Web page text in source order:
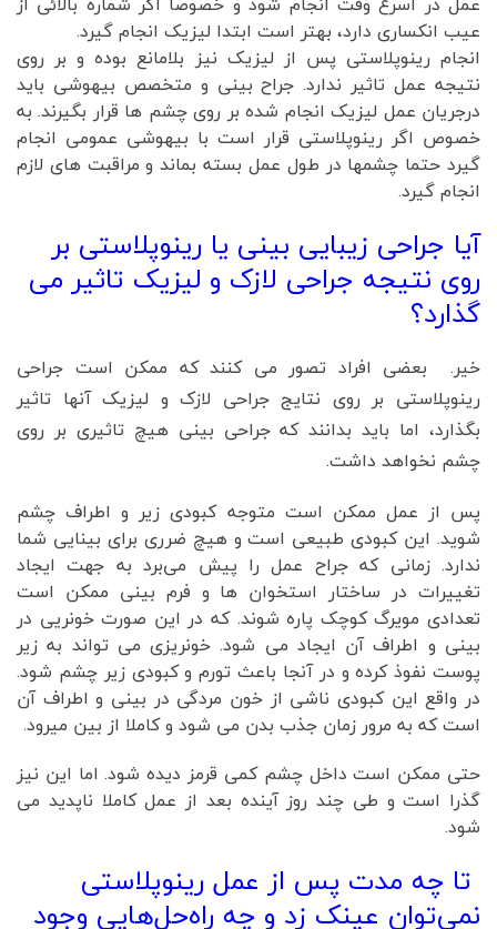
عیب انکساری دارد، بهتر است ابتدا لیزیک انجام گیرد.
انجام رینوپلاستی پس از لیزیک نیز بلامانع بوده و بر روی
نتیجه عمل تاثیر ندارد. جراح بینی و متخصص بیهوشی باید
درجریان عمل لیزیک انجام شده بر روی چشم ها قرار بگیرند. به
خصوص اگر رینوپلاستی قرار است با بیهوشی عمومی انجام
گیرد حتما چشمها در طول عمل بسته بماند و مراقبت های لازم
انجام گیرد.
آیا جراحی زیبایی بینی یا رینوپلاستی بر
روی نتیجه جراحی لازک و لیزیک تاثیر می
گذارد؟
خیر. بعضی افراد تصور می کنند که ممکن است جراحی
رینوپلاستی بر روی نتایج جراحی لازک و لیزیک آنها تاثیر
بگذارد، اما باید بدانند که جراحی بینی هیچ تاثیری بر روی
چشم نخواهد داشت.
پس از عمل ممکن است متوجه کبودی زیر و اطراف چشم
شوید. این کبودی طبیعی است و هیچ ضرری برای بینایی شما
ندارد. زمانی که جراح عمل را پیش می‌برد به جهت ایجاد
تغییرات در ساختار استخوان ها و فرم بینی ممکن است
تعدادی مویرگ کوچک پاره شوند. که در این صورت خونریی در
بینی و اطراف آن ایجاد می شود. خونریزی می تواند به زیر
پوست نفوذ کرده و در آنجا باعث تورم و کبودی زیر چشم شود.
در واقع این کبودی ناشی از خون مردگی در بینی و اطراف آن
است که به مرور زمان جذب بدن می شود و کاملا از بین میرود.
حتی ممکن است داخل چشم کمی قرمز دیده شود. اما این نیز
گذرا است و طی چند روز آینده بعد از عمل کاملا ناپدید می
شود.
تا چه مدت پس از عمل رینوپلاستی
نمی‌توان عینک زد و چه راه‌حل‌هایی وجود